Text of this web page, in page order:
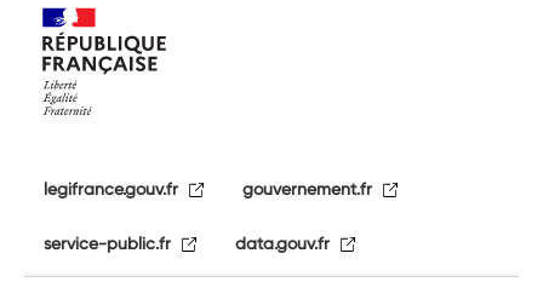
legifrance.gouv.fr gouvernement.fr
service-public.fr data.gouv.fr